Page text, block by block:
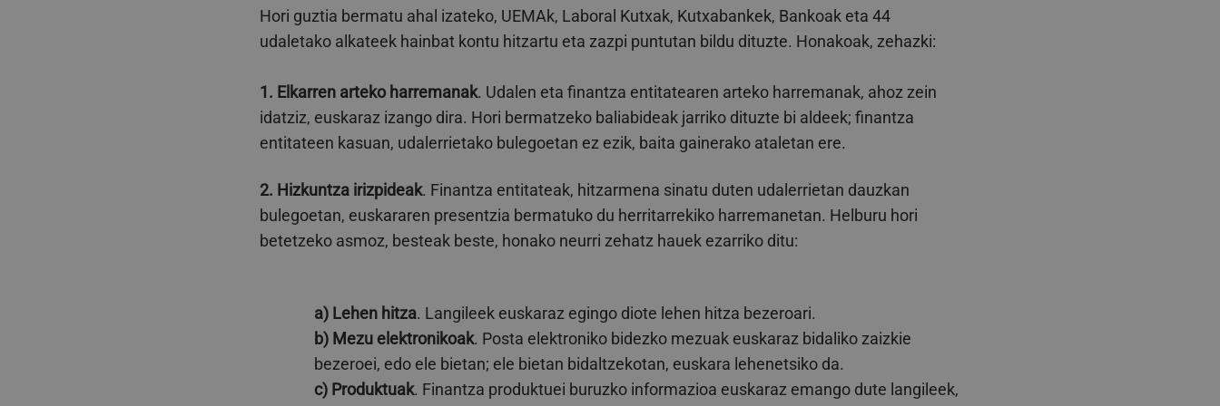
Hori guztia bermatu ahal izateko, UEMAk, Laboral Kutxak, Kutxabankek, Bankoak eta 44
udaletako alkateek hainbat kontu hitzartu eta zazpi puntutan bildu dituzte. Honakoak, zehazki:
1. Elkarren arteko harremanak. Udalen eta finantza entitatearen arteko harremanak, ahoz zein
idatziz, euskaraz izango dira. Hori bermatzeko baliabideak jarriko dituzte bi aldeek; finantza
entitateen kasuan, udalerrietako bulegoetan ez ezik, baita gainerako ataletan ere.
2. Hizkuntza irizpideak. Finantza entitateak, hitzarmena sinatu duten udalerrietan dauzkan
bulegoetan, euskararen presentzia bermatuko du herritarrekiko harremanetan. Helburu hori
betetzeko asmoz, besteak beste, honako neurri zehatz hauek ezarriko ditu:
a) Lehen hitza. Langileek euskaraz egingo diote lehen hitza bezeroari.
b) Mezu elektronikoak. Posta elektroniko bidezko mezuak euskaraz bidaliko zaizkie
bezeroei, edo ele bietan; ele bietan bidaltzekotan, euskara lehenetsiko da.
c) Produktuak. Finantza produktuei buruzko informazioa euskaraz emango dute langileek,